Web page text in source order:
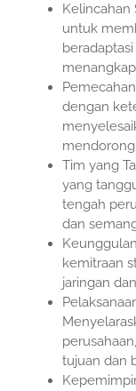
Kelincahan
untuk
dengan
mendorong
Tim yang
yang
tengah
dan
kemitraan
jaringan
tujuan dan